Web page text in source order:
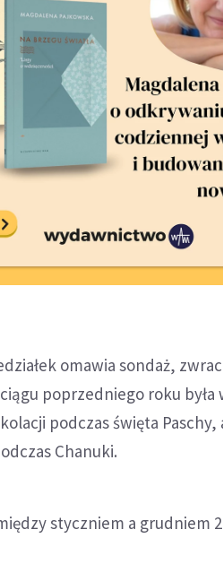
omawia sondaż,
poprzedniego roku była
podczas święta
Chanuki.
styczniem a grudniem